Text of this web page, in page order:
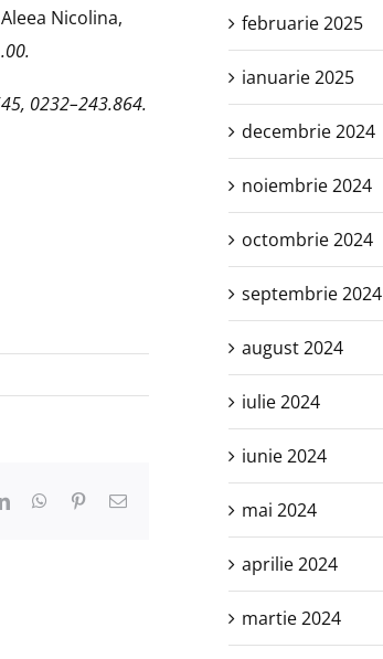
Nicolina,
0232–243.864.
LinkedInWhatsApp
Pinterest
E-
februarie 2025
ianuarie 2025
decembrie 2024
noiembrie 2024
octombrie 2024
septembrie 2024
august 2024
iulie 2024
iunie 2024
mai 2024
aprilie 2024
martie 2024